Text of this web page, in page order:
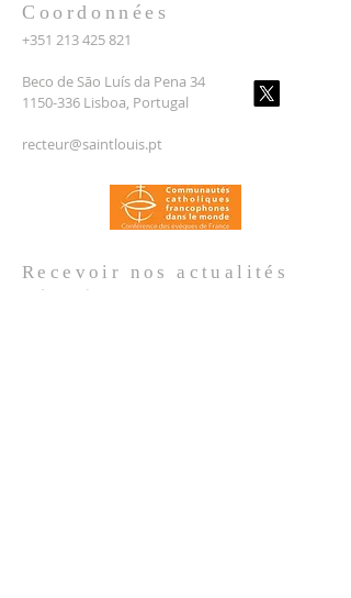
Coordonnées
+351 213 425 821
Beco de São Luís da Pena 34
1150-336 Lisboa, Portugal
recteur@saintlouis.pt
Recevoir nosactualités
Prénom
*